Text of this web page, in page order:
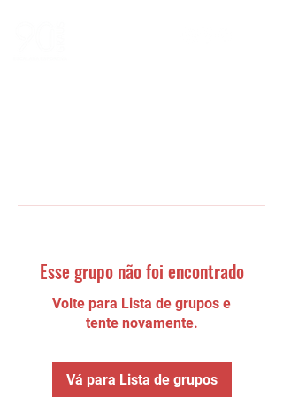
Esse grupo não foi encontrado
Volte para Lista de grupos e
tente novamente.
Vá para Lista de grupos